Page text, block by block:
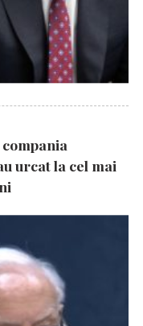
urcat la cel mai